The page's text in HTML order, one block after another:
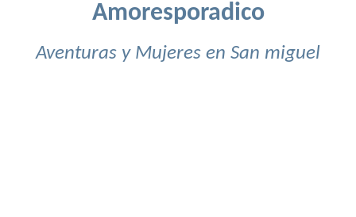
Amoresporadico
Aventuras y Mujeres en San miguel